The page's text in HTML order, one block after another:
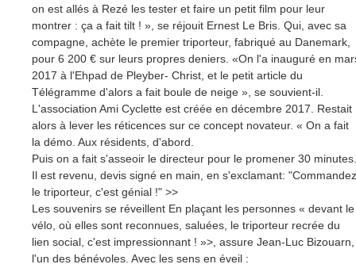
on est allés à Rezé les tester et faire un petit film pour leur
montrer : ça a fait tilt ! », se réjouit Ernest Le Bris. Qui, avec sa
compagne, achète le premier triporteur, fabriqué au Danemark,
pour 6 200 € sur leurs propres deniers. «On l'a inauguré en
2017 à l'Ehpad de Pleyber- Christ, et le petit article du
Télégramme d'alors a fait boule de neige », se souvient-il.
L'association Ami Cyclette est créée en décembre 2017. Restait
alors à lever les réticences sur ce concept novateur. « On a fait
la démo. Aux résidents, d'abord.
Puis on a fait s'asseoir le directeur pour le promener 30 minutes.
Il est revenu, devis signé en main, en s'exclamant: "Commandez
le triporteur, c'est génial !" >>
Les souvenirs se réveillent En plaçant les personnes « devant le
vélo, où elles sont reconnues, saluées, le triporteur recrée du
lien social, c'est impressionnant ! »>, assure Jean-Luc Bizouarn,
l'un des bénévoles. Avec les sens en éveil :